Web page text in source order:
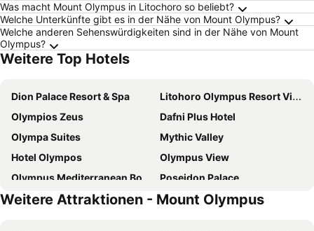
Was macht Mount Olympus in Litochoro so beliebt?
Welche Unterkünfte gibt es in der Nähe von Mount Olympus?
Welche anderen Sehenswürdigkeiten sind in der Nähe von Mount
Olympus?
Weitere Top Hotels
Dion Palace Resort & Spa
Litohoro Olympus Resort Villas & Spa
Olympios Zeus
Dafni Plus Hotel
Olympa Suites
Mythic Valley
Hotel Olympos
Olympus View
Olympus Mediterranean Boutique Hotel
Poseidon Palace
Xenios Dias Boutique Hotel
Palio Litochoro The Countryside Lodge
Weitere Attraktionen - Mount Olympus